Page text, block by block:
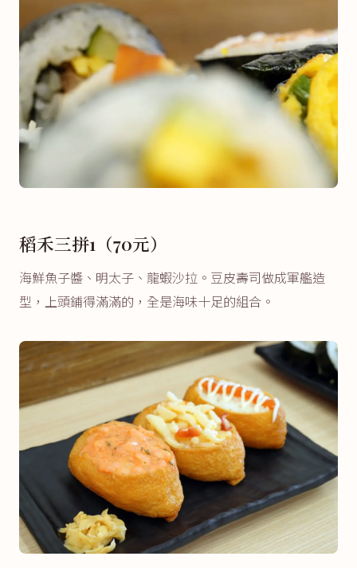
稻禾三拼1（70元）
海鮮魚子醬、明太子、龍蝦沙拉。豆皮壽司做成軍艦造
型，上頭鋪得滿滿的，全是海味十足的組合。